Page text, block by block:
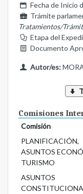
Fecha de Inicio
Trámite
Tratamientos/
Etapa del
Documento
Autor/es:
Comisiones
Comisión
PLANIFICACIÓN,
ASUNTOS
TURISMO
ASUNTOS